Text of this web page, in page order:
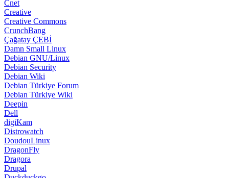
Cnet
Creative
Creative Commons
CrunchBang
Çağatay ÇEBİ
Damn Small Linux
Debian GNU/Linux
Debian Security
Debian Wiki
Debian Türkiye Forum
Debian Türkiye Wiki
Deepin
Dell
digiKam
Distrowatch
DoudouLinux
DragonFly
Dragora
Drupal